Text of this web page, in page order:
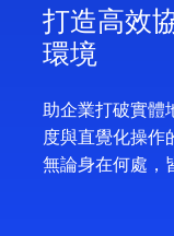
打造高效
環境
助企業打破實體
度與直覺化操作
無論身在何處，